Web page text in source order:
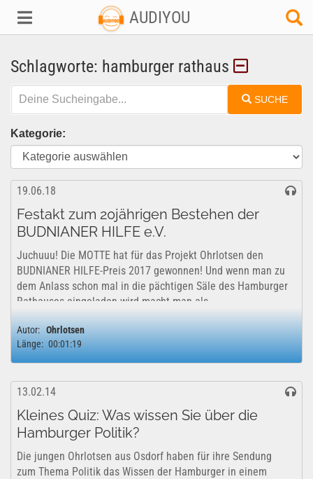
AUDIYOU
Schlagworte: hamburger rathaus
SUCHE
Kategorie:
19.06.18
Festakt zum 20jährigen Bestehen der
BUDNIANER HILFE e.V.
Juchuuu! Die MOTTE hat für das Projekt Ohrlotsen den
BUDNIANER HILFE-Preis 2017 gewonnen! Und wenn man zu
dem Anlass schon mal in die pächtigen Säle des Hamburger
Rathauses eingeladen wird macht man als
Kinderradiogruppe was? Genau! Ganz viel davon mit...
Autor: Ohrlotsen
Länge: 00:01:19
13.02.14
Kleines Quiz: Was wissen Sie über die
Hamburger Politik?
Die jungen Ohrlotsen aus Osdorf haben für ihre Sendung
zum Thema Politik das Wissen der Hamburger in einem